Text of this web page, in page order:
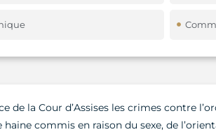
de la Cour d’Assises les crimes contre
commis en raison du sexe, de